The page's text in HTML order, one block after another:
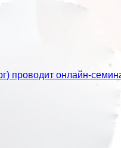
проводит онлайн-